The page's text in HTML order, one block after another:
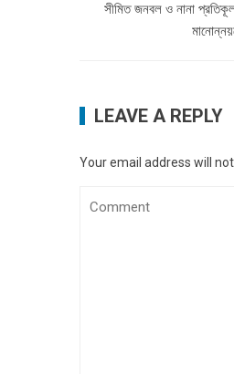
সীমিত জনবল ও নানা
LEAVE A REPLY
Your email address will